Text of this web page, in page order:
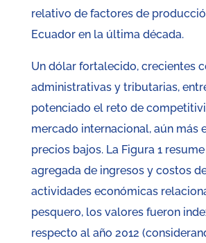
relativo de factores de
Ecuador en la última década.
Un dólar fortalecido, crecientes
administrativas y tributarias,
potenciado el reto de
mercado internacional, aún más
precios bajos. La Figura 1
agregada de ingresos y costos
actividades económicas
pesquero, los valores fueron
respecto al año 2012